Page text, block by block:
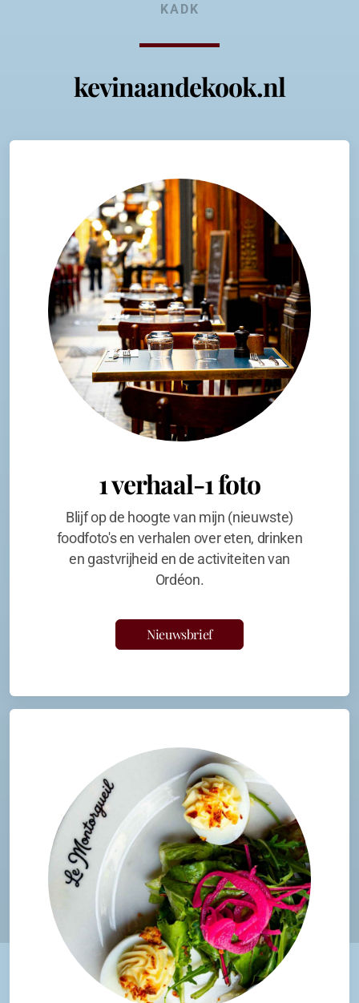
KADK
kevinaandekook.nl
1 verhaal-1 foto
Blijf op de hoogte van mijn (nieuwste)
foodfoto's en verhalen over eten, drinken
en gastvrijheid en de activiteiten van
Ordéon.
Nieuwsbrief